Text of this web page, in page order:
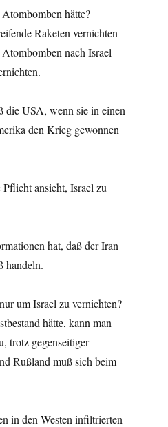
hätte?
Raketen vernichten
nach Israel
die USA, wenn sie in einen
den Krieg gewonnen
ansieht, Israel zu
hat, daß der Iran
handeln.
um Israel zu vernichten?
hätte, kann man
trotz gegenseitiger
Rußland muß sich beim
in den Westen infiltrierten